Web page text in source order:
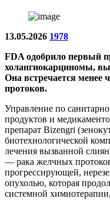
13.05.2026 1978
FDA одобрило первый
холангиокарциномы,
Она встречается
протоков.
Управление по
продуктов и
препарат Bizengri
биотехнологической
лечения вызванной
— рака желчных
прогрессирующей,
опухолью, которая
системной